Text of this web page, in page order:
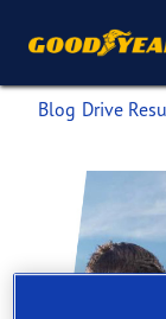
Blog Drive